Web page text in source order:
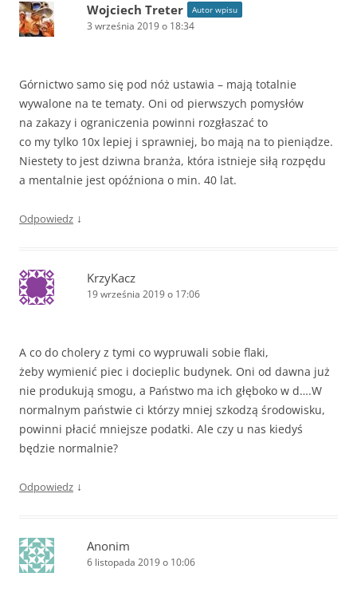
Wojciech Treter Autor wpisu
3 września 2019 o 18:34
Górnictwo samo się pod nóż ustawia – mają totalnie
wywalone na te tematy. Oni od pierwszych pomysłów
na zakazy i ograniczenia powinni rozgłaszać to
co my tylko 10x lepiej i sprawniej, bo mają na to pieniądze.
Niestety to jest dziwna branża, która istnieje siłą rozpędu
a mentalnie jest opóźniona o min. 40 lat.
Odpowiedz ↓
KrzyKacz
19 września 2019 o 17:06
A co do cholery z tymi co wypruwali sobie flaki,
żeby wymienić piec i docieplic budynek. Oni od dawna już
nie produkują smogu, a Państwo ma ich głęboko w d….W
normalnym państwie ci którzy mniej szkodzą środowisku,
powinni płacić mniejsze podatki. Ale czy u nas kiedyś
będzie normalnie?
Odpowiedz ↓
Anonim
6 listopada 2019 o 10:06